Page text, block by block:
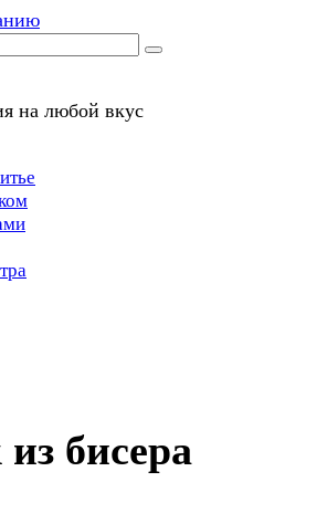
на любой вкус
бисера